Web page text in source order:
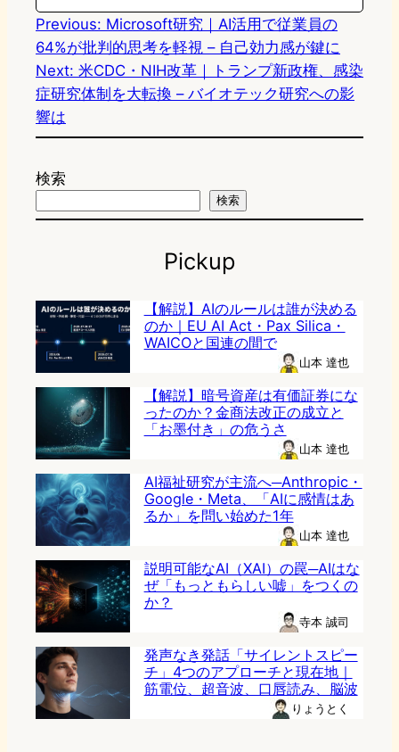
Previous: Microsoft研究｜AI活用で従業員の
64%が批判的思考を軽視 – 自己効力感が鍵に
Next: 米CDC・NIH改革｜トランプ新政権、感染
症研究体制を大転換 – バイオテック研究への影
響は
検索
検索
Pickup
【解説】AIのルールは誰が決める
のか｜EU AI Act・Pax Silica・
WAICOと国連の間で
山本 達也
【解説】暗号資産は有価証券にな
ったのか？金商法改正の成立と
「お墨付き」の危うさ
山本 達也
AI福祉研究が主流へ─Anthropic・
Google・Meta、「AIに感情はあ
るか」を問い始めた1年
山本 達也
説明可能なAI（XAI）の罠─AIはな
ぜ「もっともらしい嘘」をつくの
か？
寺本 誠司
発声なき発話「サイレントスピー
チ」4つのアプローチと現在地｜
筋電位、超音波、口唇読み、脳波
りょうとく